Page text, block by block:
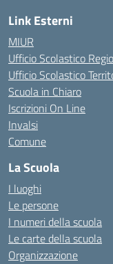
Link Esterni
MIUR
Ufficio Scolastico
Ufficio Scolastico
Scuola in Chiaro
Iscrizioni On Line
Invalsi
Comune
La Scuola
I luoghi
Le persone
I numeri della scuola
Le carte della scuola
Organizzazione